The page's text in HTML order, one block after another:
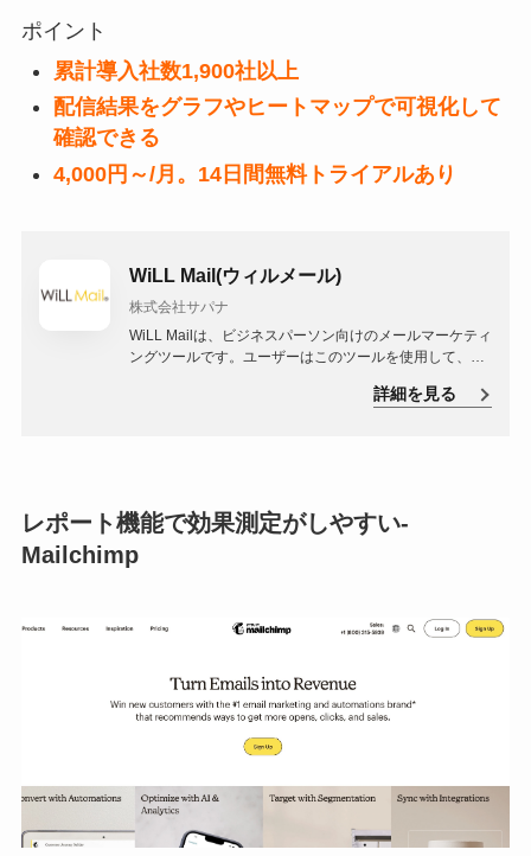
ポイント
累計導入社数1,900社以上
配信結果をグラフやヒートマップで可視化して
確認できる
4,000円～/月。14日間無料トライアルあり
WiLL Mail(ウィルメール)
株式会社サパナ
WiLL Mailは、ビジネスパーソン向けのメールマーケティ
ングツールです。ユーザーはこのツールを使用して、効
WiLL Mailは、メールの配信状況をリアルタイムで確認す
詳細を見る
レポート機能で効果測定がしやすい-
Mailchimp